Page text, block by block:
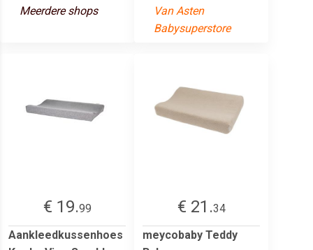
Meerdere shops
Van Asten
Babysuperstore
€ 19.99
Aankleedkussenhoes
€ 21.34
meycobaby Teddy